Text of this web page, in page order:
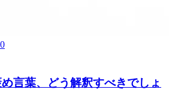
言葉、どう解釈すべきでしょ